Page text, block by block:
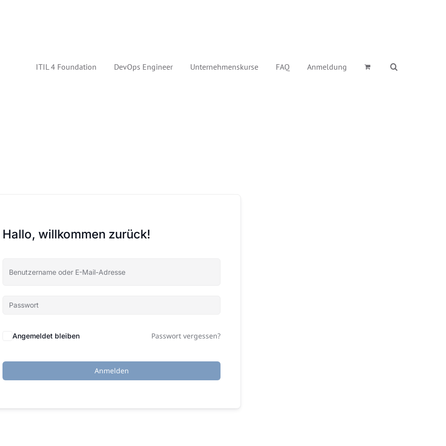
ITIL 4 Foundation DevOps Engineer Unternehmenskurse FAQ Anmeldung
Hallo, willkommen zurück!
Angemeldet bleiben Passwort vergessen?
Anmelden